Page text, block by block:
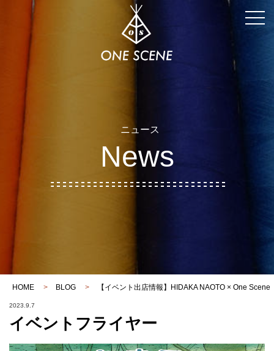
ニュース
News
HOME > BLOG > 【イベント出店情報】HIDAKA NAOTO × One Scene
2023.9.7
イベントフライヤー